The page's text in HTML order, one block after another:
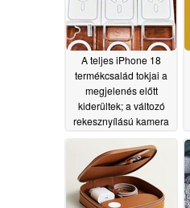
A teljes iPhone 18
termékcsalád tokjai a
megjelenés előtt
kiderültek; a változó
rekesznyílású kamera
eredményezhet
05/23/2026